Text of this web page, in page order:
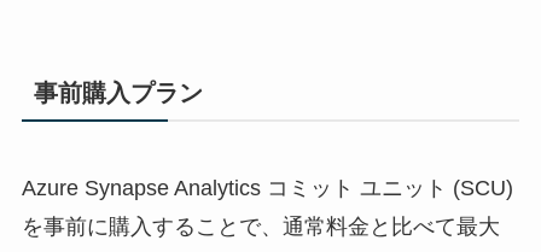
事前購入プラン
Azure Synapse Analytics コミット ユニット (SCU)
を事前に購入することで、通常料金と比べて最大